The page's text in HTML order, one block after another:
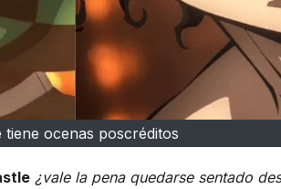
tiene ocenas poscréditos
¿vale la pena quedarse sentado